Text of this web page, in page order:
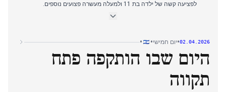
לפציעה קשה של ילדה בת 11 ולמעלה מעשרה פצועים נוספים.
הנשיא טראמפ כי איראן ביקשה הפסקת אש, שאותה יישקול רק אם מצר
במהלך ליל הסדר, עם אזעקות רצופות ברחבי הארץ אך ללא נפגעים
חדשים, לצד ציפייה להכרזתו של טראמפ על השגת יעדי המלחמה.
02.04.2026
•יום חמישי•
•
היום שבו הותקפה פתח
תקווה